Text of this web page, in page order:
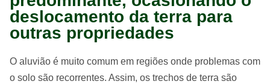
deslocamento da terra para
outras propriedades
O aluvião é muito comum em regiões onde problemas com
o solo são recorrentes. Assim, os trechos de terra são